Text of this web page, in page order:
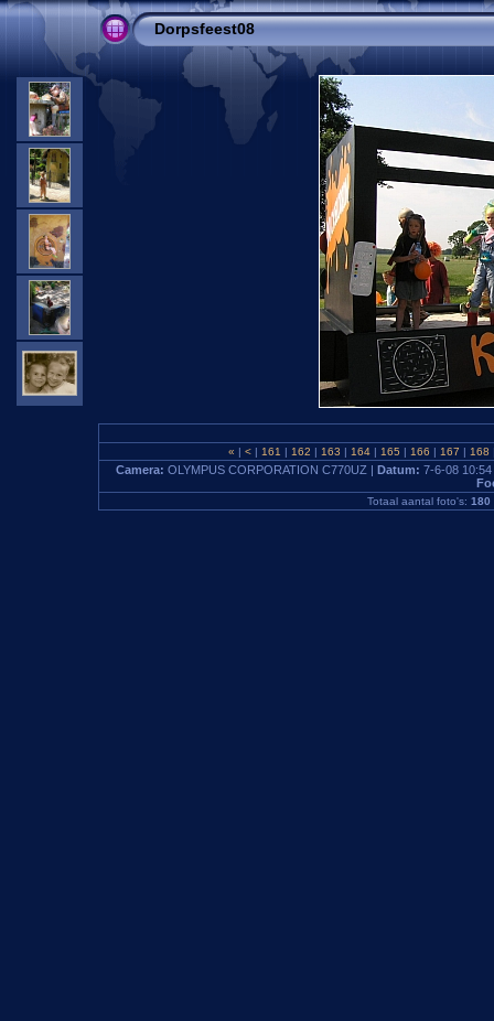
Dorpsfeest08
« | < | 161 | 162 | 163 | 164 | 165 | 166 | 167 | 168
Camera: OLYMPUS CORPORATION C770UZ | Datum: 7-6-08
Totaal aantal foto's: 180